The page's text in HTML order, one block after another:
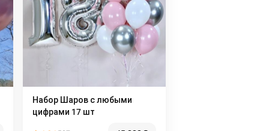
Набор Шаров с любыми
цифрами 17 шт